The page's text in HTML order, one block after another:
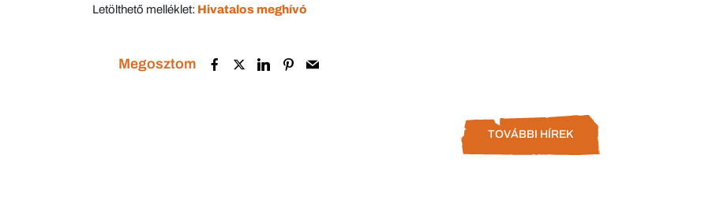
Letölthető melléklet: Hivatalos meghívó
Megosztom
TOVÁBBI HÍREK